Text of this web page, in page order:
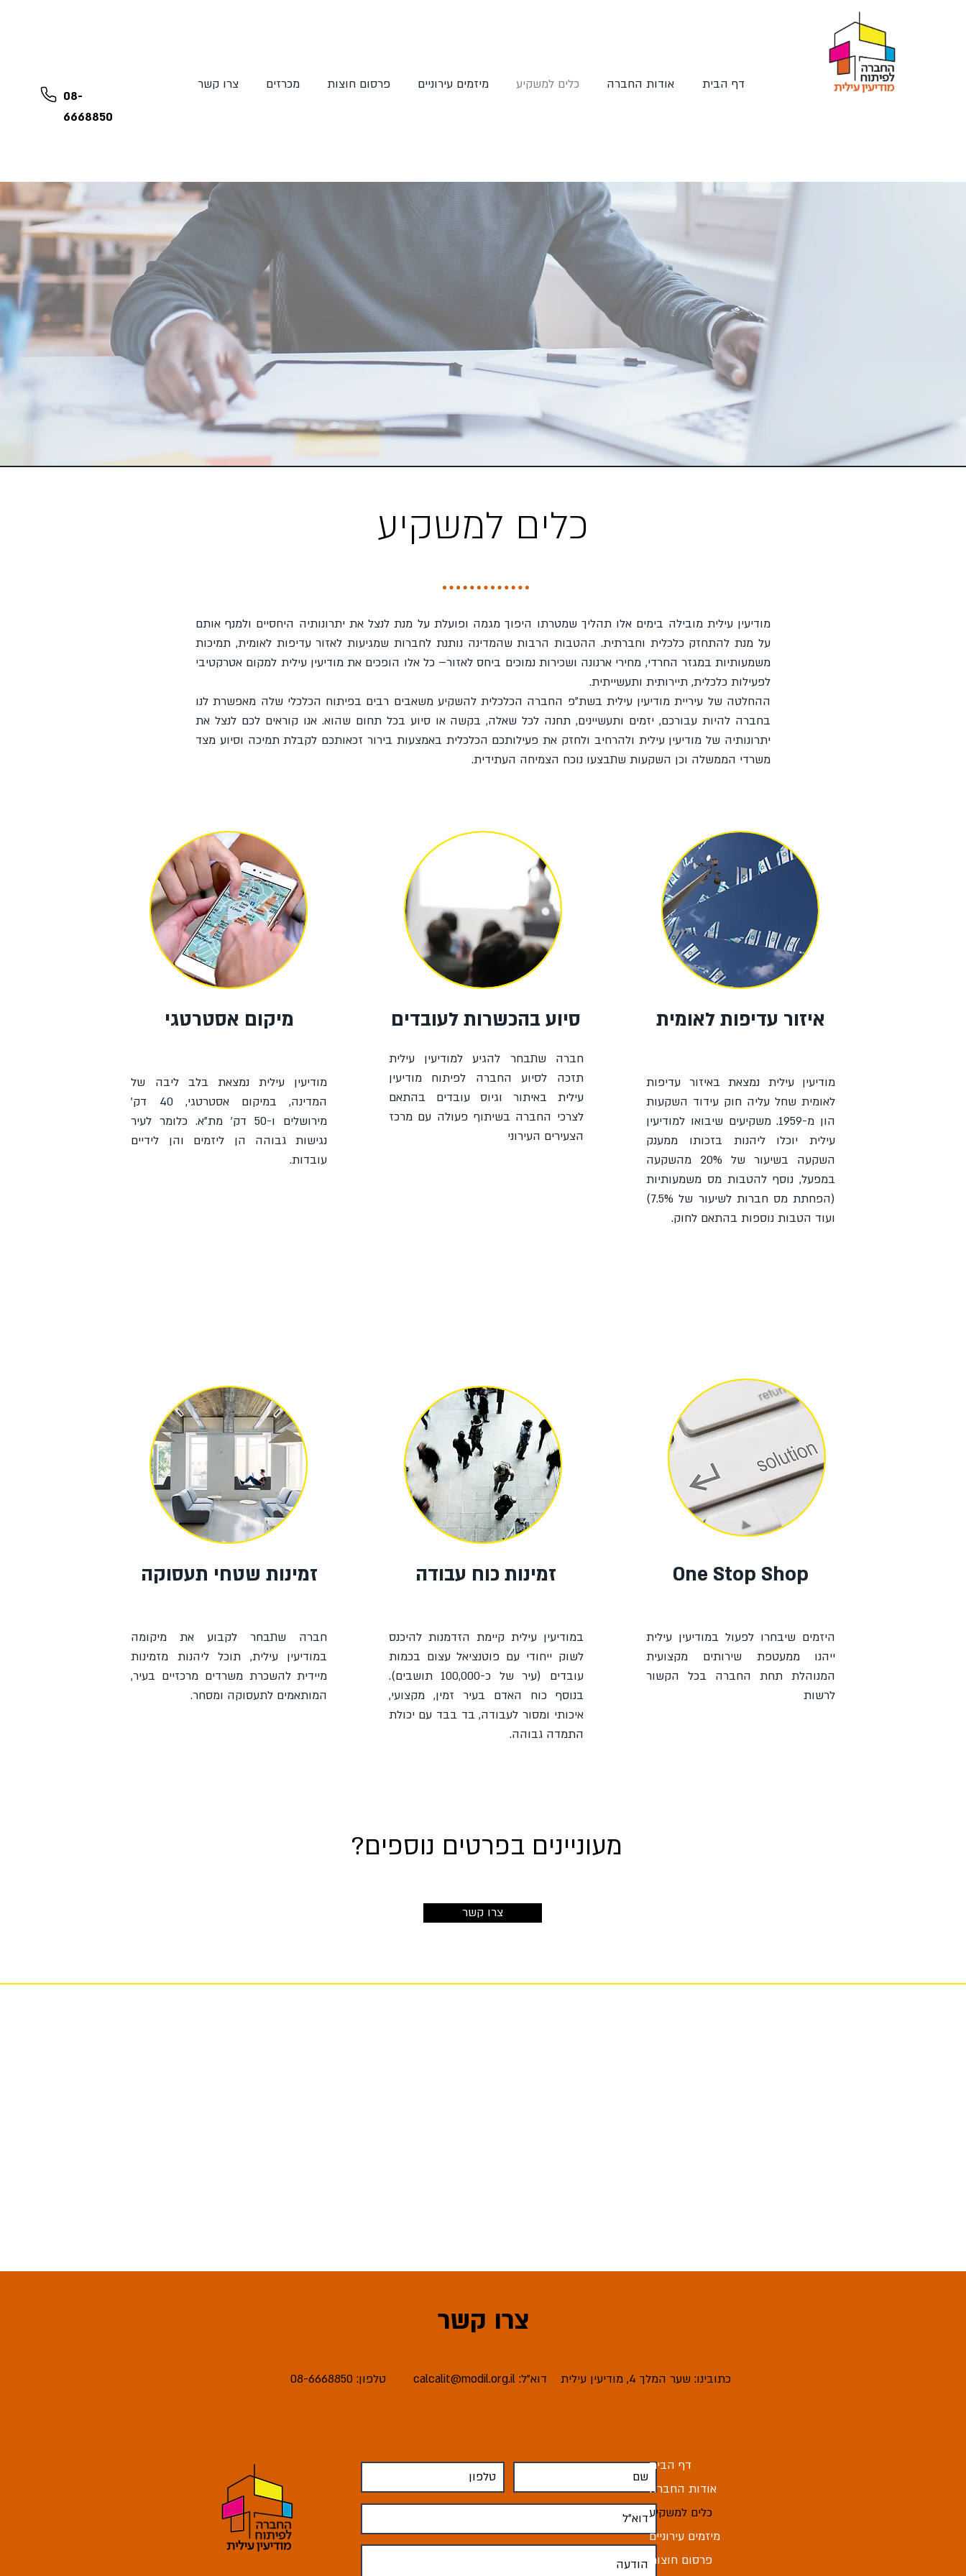
08-
6668850
דף הבית אודות החברה כלים למשקיע מיזמים עירוניים פרסום חוצות מכרזים צרו קשר
כלים למשקיע
מודיעין עילית מובילה בימים אלו תהליך שמטרתו היפוך מגמה ופועלת על מנת לנצל את יתרונותיה היחסיים ולמנף אותם
על מנת להתחזק כלכלית וחברתית. ההטבות הרבות שהמדינה נותנת לחברות שמגיעות לאזור עדיפות לאומית, תמיכות
משמעותיות במגזר החרדי, מחירי ארנונה ושכירות נמוכים ביחס לאזור– כל אלו הופכים את מודיעין עילית למקום אטרקטיבי
לפעילות כלכלית, תיירותית ותעשייתית.
ההחלטה של עיריית מודיעין עילית בשת"פ החברה הכלכלית להשקיע משאבים רבים בפיתוח הכלכלי שלה מאפשרת לנו
בחברה להיות עבורכם, יזמים ותעשיינים, תחנה לכל שאלה, בקשה או סיוע בכל תחום שהוא. אנו קוראים לכם לנצל את
יתרונותיה של מודיעין עילית ולהרחיב ולחזק את פעילותכם הכלכלית באמצעות בירור זכאותכם לקבלת תמיכה וסיוע מצד
משרדי הממשלה וכן השקעות שתבצעו נוכח הצמיחה העתידית.
מיקום אסטרטגי
מודיעין עילית נמצאת בלב ליבה של
המדינה, במיקום אסטרטגי, 40 דק'
מירושלים ו-50 דק' מת"א. כלומר לעיר
נגישות גבוהה הן ליזמים והן לידיים
עובדות.
סיוע בהכשרות לעובדים
חברה שתבחר להגיע למודיעין עילית
תזכה לסיוע החברה לפיתוח מודיעין
עילית באיתור וגיוס עובדים בהתאם
לצרכי החברה בשיתוף פעולה עם מרכז
הצעירים העירוני
איזור עדיפות לאומית
מודיעין עילית נמצאת באיזור עדיפות
לאומית שחל עליה חוק עידוד השקעות
הון מ-1959. משקיעים שיבואו למודיעין
עילית יוכלו ליהנות בזכותו ממענק
השקעה בשיעור של 20% מהשקעה
במפעל, נוסף להטבות מס משמעותיות
(הפחתת מס חברות לשיעור של 7.5%)
ועוד הטבות נוספות בהתאם לחוק.
זמינות שטחי תעסוקה
חברה שתבחר לקבוע את מיקומה
במודיעין עילית, תוכל ליהנות מזמינות
מיידית להשכרת משרדים מרכזיים בעיר,
המותאמים לתעסוקה ומסחר.
זמינות כוח עבודה
במודיעין עילית קיימת הזדמנות להיכנס
לשוק ייחודי עם פוטנציאל עצום בכמות
עובדים (עיר של כ-100,000 תושבים).
בנוסף כוח האדם בעיר זמין, מקצועי,
איכותי ומסור לעבודה, בד בבד עם יכולת
התמדה גבוהה.
One Stop Shop
היזמים שיבחרו לפעול במודיעין עילית
ייהנו ממעטפת שירותים מקצועית
המנוהלת תחת החברה בכל הקשור
לרשות
מעוניינים בפרטים נוספים?
צרו קשר
צרו קשר
טלפון: 08-6668850 דוא"ל:calcalit@modil.org.il כתובינו: שער המלך 4, מודיעין עילית
דף הבית
אודות החברה
כלים למשקיע
מיזמים עירוניים
פרסום חוצות